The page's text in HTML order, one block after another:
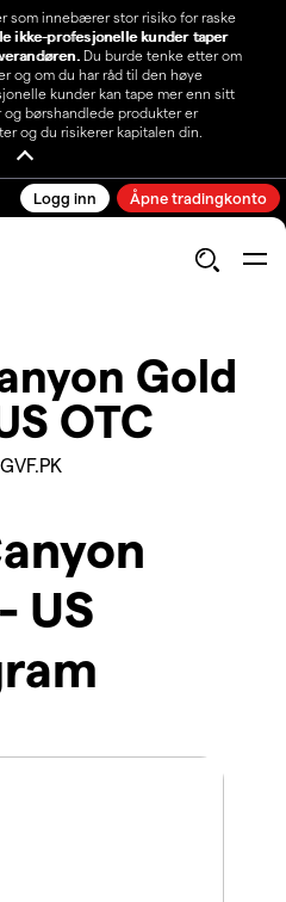
som innebærer stor risiko for raske
ikke-profesjonelle kunder taper
Du burde tenke etter om
og om du har råd til den høye
kunder kan tape mer enn sitt
børshandlede produkter er
og du risikerer kapitalen din.
Logg inn Åpne tradingkonto
Gold
OTC
US